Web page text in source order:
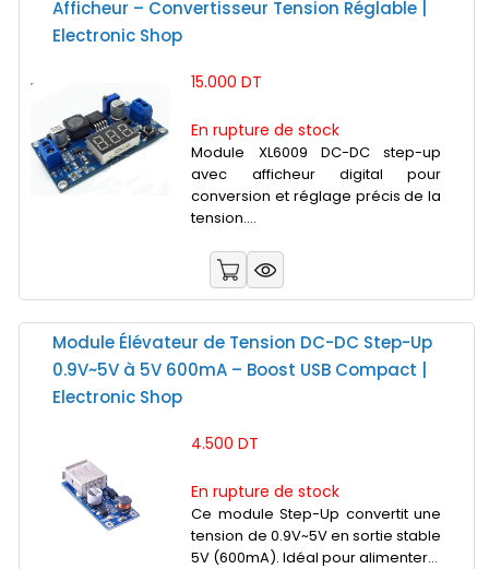
Afficheur – Convertisseur Tension Réglable |
Electronic Shop
15.000 DT
En rupture de stock
Module XL6009 DC-DC step-up
avec afficheur digital pour
conversion et réglage précis de la
tension....
Module Élévateur de Tension DC-DC Step-Up
0.9V~5V à 5V 600mA – Boost USB Compact |
Electronic Shop
4.500 DT
En rupture de stock
Ce module Step-Up convertit une
tension de 0.9V~5V en sortie stable
5V (600mA). Idéal pour alimenter...